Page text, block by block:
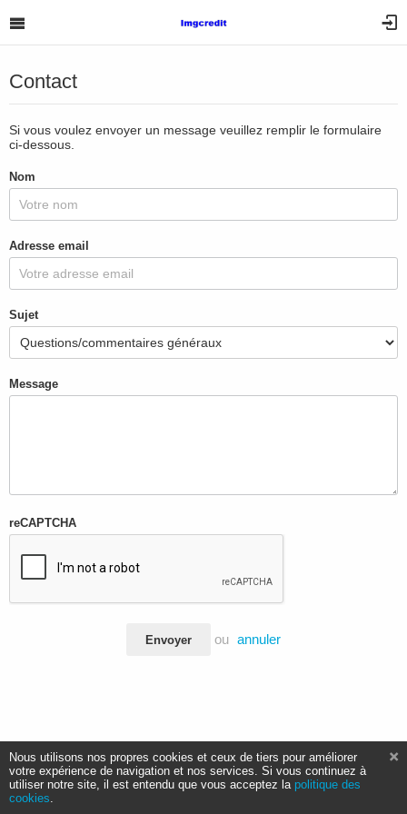
Contact
Si vous voulez envoyer un message veuillez remplir le formulaire
ci-dessous.
Nom
Adresse email
Sujet
Message
reCAPTCHA
Envoyer ou annuler
Nous utilisons nos propres cookies et ceux de tiers pour améliorer
votre expérience de navigation et nos services. Si vous continuez à
utiliser notre site, il est entendu que vous acceptez la politique des
cookies.